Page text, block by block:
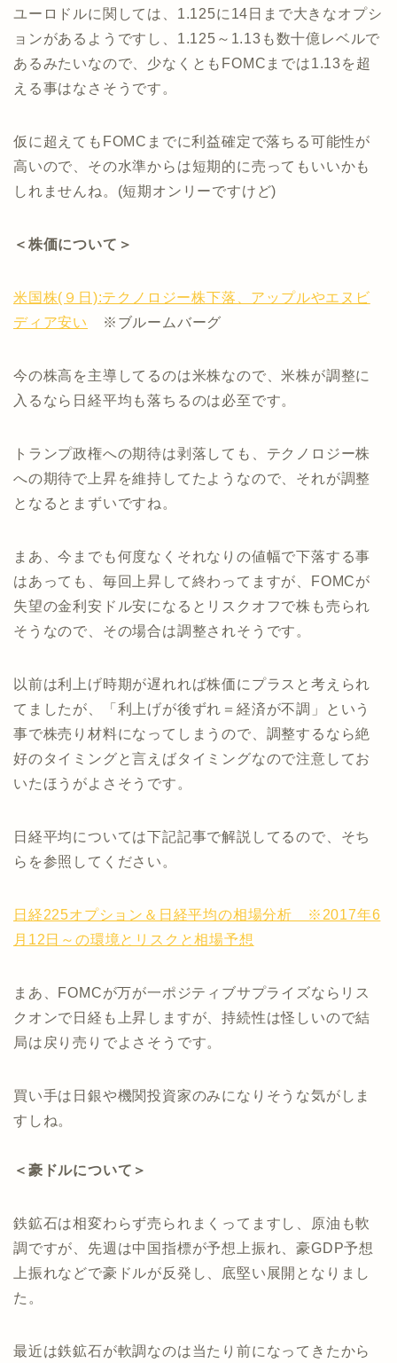
ユーロドルに関しては、1.125に14日まで大きなオプシ
ョンがあるようですし、1.125～1.13も数十億レベルで
あるみたいなので、少なくともFOMCまでは1.13を超
える事はなさそうです。
仮に超えてもFOMCまでに利益確定で落ちる可能性が
高いので、その水準からは短期的に売ってもいいかも
しれませんね。(短期オンリーですけど)
＜株価について＞
米国株(９日):テクノロジー株下落、アップルやエヌビ
ディア安い
※ブルームバーグ
今の株高を主導してるのは米株なので、米株が調整に
入るなら日経平均も落ちるのは必至です。
トランプ政権への期待は剥落しても、テクノロジー株
への期待で上昇を維持してたようなので、それが調整
となるとまずいですね。
まあ、今までも何度なくそれなりの値幅で下落する事
はあっても、毎回上昇して終わってますが、FOMCが
失望の金利安ドル安になるとリスクオフで株も売られ
そうなので、その場合は調整されそうです。
以前は利上げ時期が遅れれば株価にプラスと考えられ
てましたが、「利上げが後ずれ＝経済が不調」という
事で株売り材料になってしまうので、調整するなら絶
好のタイミングと言えばタイミングなので注意してお
いたほうがよさそうです。
日経平均については下記記事で解説してるので、そち
らを参照してください。
日経225オプション＆日経平均の相場分析 ※2017年6
月12日～の環境とリスクと相場予想
まあ、FOMCが万が一ポジティブサプライズならリス
クオンで日経も上昇しますが、持続性は怪しいので結
局は戻り売りでよさそうです。
買い手は日銀や機関投資家のみになりそうな気がしま
すしね。
＜豪ドルについて＞
鉄鉱石は相変わらず売られまくってますし、原油も軟
調ですが、先週は中国指標が予想上振れ、豪GDP予想
上振れなどで豪ドルが反発し、底堅い展開となりまし
た。
最近は鉄鉱石が軟調なのは当たり前になってきたから